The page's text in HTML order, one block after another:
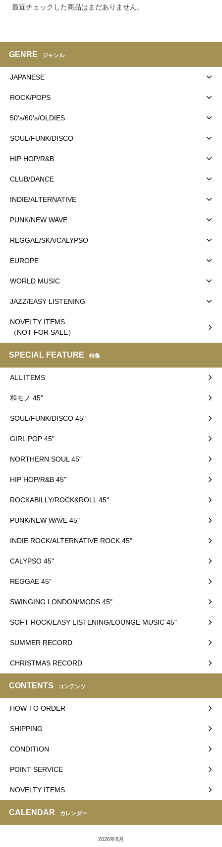
最近チェックした商品はまだありません。
GENRE ジャンル
JAPANESE
ROCK/POPS
50's/60's/OLDIES
SOUL/FUNK/DISCO
HIP HOP/R&B
CLUB/DANCE
INDIE/ALTERNATIVE
PUNK/NEW WAVE
REGGAE/SKA/CALYPSO
EUROPE
WORLD MUSIC
JAZZ/EASY LISTENING
NOVELTY ITEMS
（NOT FOR SALE）
SPECIAL FEATURE 特集
ALL ITEMS
和モノ 45"
SOUL/FUNK/DISCO 45"
GIRL POP 45"
NORTHERN SOUL 45"
HIP HOP/R&B 45"
ROCKABILLY/ROCK&ROLL 45"
PUNK/NEW WAVE 45"
INDIE ROCK/ALTERNATIVE ROCK 45"
CALYPSO 45"
REGGAE 45"
SWINGING LONDON/MODS 45"
SOFT ROCK/EASY LISTENING/LOUNGE MUSIC 45"
SUMMER RECORD
CHRISTMAS RECORD
CONTENTS コンテンツ
HOW TO ORDER
SHIPPING
CONDITION
POINT SERVICE
NOVELTY ITEMS
CALENDAR カレンダー
2026年8月